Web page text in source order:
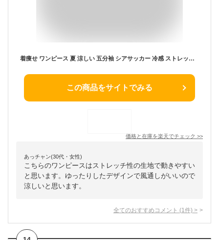
着痩せ ワンピース 夏 涼しい 五分袖 シアサッカー 冷感 ストレッチ 細見え ロング｜甘くない大人ワンピ 選べる5色 パティ Souple スプル 【メール便50】
この商品をサイトでみる
価格と在庫を楽天でチェック >>
あっチャン(30代・女性)
こちらのワンピースはストレッチ性の生地で動きやすい
と思います。ゆったりしたデザインで風通しがいいので
涼しいと思います。
全てのおすすめコメント (1 件) >